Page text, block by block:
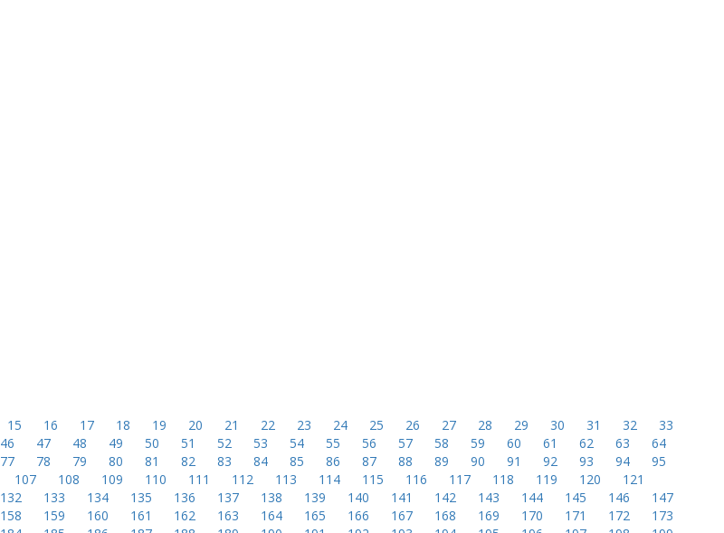
15 16 17 18 19 20 21 22 23 24 25 26 27 28 29 30 31 32
33
46 47 48 49 50 51 52 53 54 55 56 57 58 59 60 61 62 63
64
77 78 79 80 81 82 83 84 85 86 87 88 89 90 91 92 93 94
95
107 108 109 110 111 112 113 114 115 116 117 118 119 120
121
132 133 134 135 136 137 138 139 140 141 142 143 144 145 146
147
158 159 160 161 162 163 164 165 166 167 168 169 170 171 172
173